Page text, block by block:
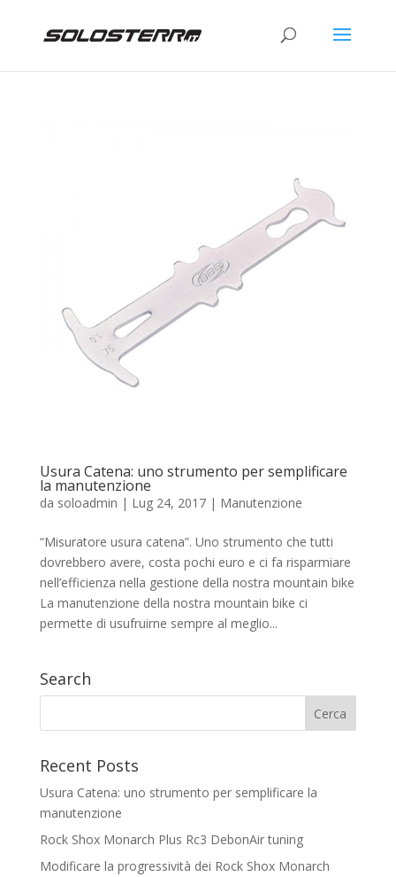
Usura Catena: uno strumento per semplificare
la manutenzione
da soloadmin | Lug 24, 2017| Manutenzione
“Misuratore usura catena”. Uno strumento che tutti
dovrebbero avere, costa pochi euro e ci fa risparmiare
nell’efficienza nella gestione della nostra mountain bike
La manutenzione della nostra mountain bike ci
permette di usufruirne sempre al meglio...
Search
Recent Posts
Usura Catena: uno strumento per semplificare la
manutenzione
Rock Shox Monarch Plus Rc3 DebonAir tuning
Modificare la progressività dei Rock Shox Monarch